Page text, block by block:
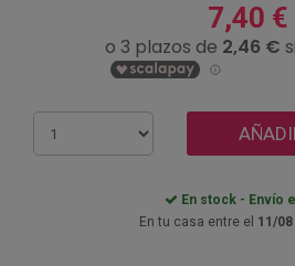
7,40 €
En stock - Envío
En tu casa entre el 11/08